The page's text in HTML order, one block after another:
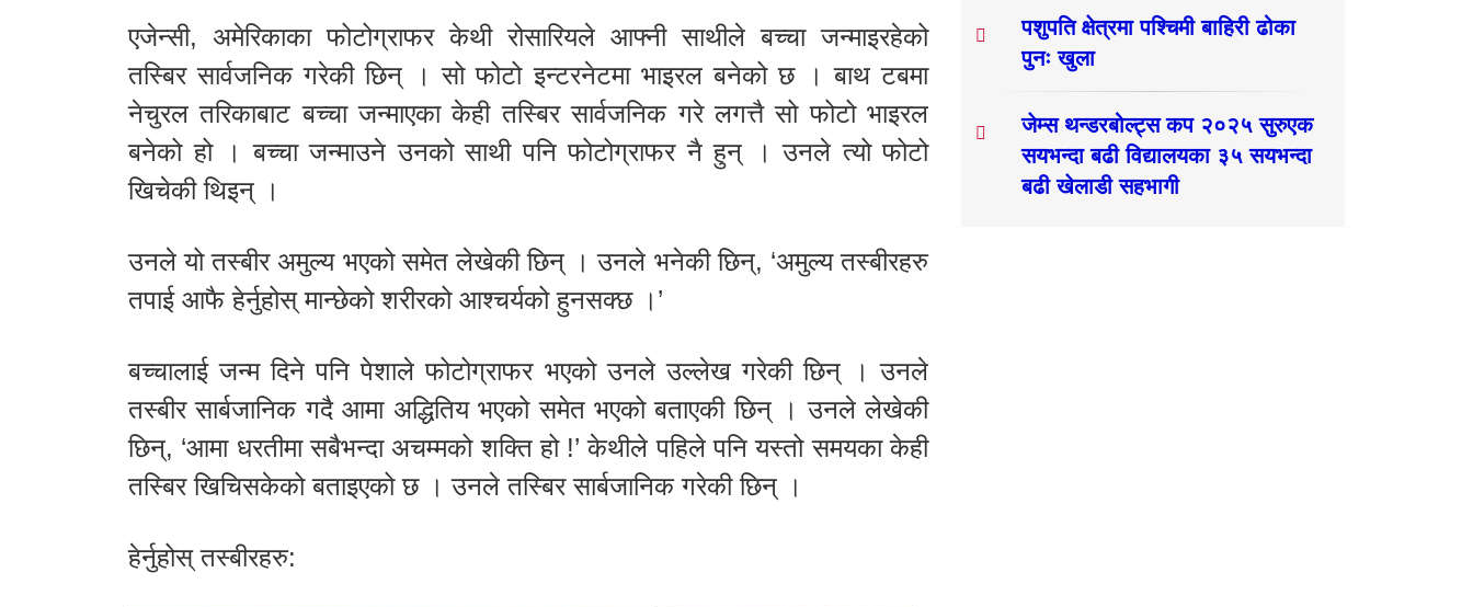
एजेन्सी, अमेरिकाका फोटोग्राफर केथी रोसारियले आफ्नी साथीले बच्चा जन्माइरहेको
तस्बिर सार्वजनिक गरेकी छिन् । सो फोटो इन्टरनेटमा भाइरल बनेको छ । बाथ टबमा
नेचुरल तरिकाबाट बच्चा जन्माएका केही तस्बिर सार्वजनिक गरे लगत्तै सो फोटो भाइरल
बनेको हो । बच्चा जन्माउने उनको साथी पनि फोटोग्राफर नै हुन् । उनले त्यो फोटो
खिचेकी थिइन् ।
उनले यो तस्बीर अमुल्य भएको समेत लेखेकी छिन् । उनले भनेकी छिन्, ‘अमुल्य तस्बीरहरु
तपाई आफै हेर्नुहोस् मान्छेको शरीरको आश्चर्यको हुनसक्छ ।’
बच्चालाई जन्म दिने पनि पेशाले फोटोग्राफर भएको उनले उल्लेख गरेकी छिन् । उनले
तस्बीर सार्बजानिक गदै आमा अद्धितिय भएको समेत भएको बताएकी छिन् । उनले लेखेकी
छिन्, ‘आमा धरतीमा सबैभन्दा अचम्मको शक्ति हो !’ केथीले पहिले पनि यस्तो समयका केही
तस्बिर खिचिसकेको बताइएको छ । उनले तस्बिर सार्बजानिक गरेकी छिन् ।
हेर्नुहोस् तस्बीरहरु:
पशुपति क्षेत्रमा पश्चिमी बाहिरी ढोका
पुनः खुला
जेम्स थन्डरबोल्ट्स कप २०२५ सुरुएक
सयभन्दा बढी विद्यालयका ३५ सयभन्दा
बढी खेलाडी सहभागी